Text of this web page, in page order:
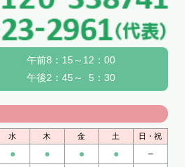
午前8：15～12：00
午後2：45～ 5：30
水 木 金 土 日・祝
● ● ● ● −